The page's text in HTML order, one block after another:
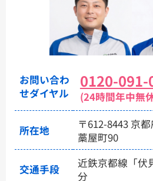
お問い合わ
せダイヤル
0120-091-
(24時間年中無
所在地
〒612-8443 京
藁屋町90
交通手段
近鉄京都線「伏
分